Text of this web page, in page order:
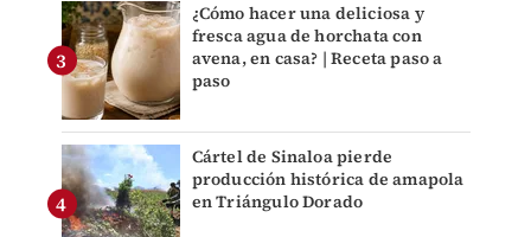
¿Cómo hacer una deliciosa y
fresca agua de horchata con
avena, en casa? | Receta paso a
paso
Cártel de Sinaloa pierde
producción histórica de amapola
en Triángulo Dorado